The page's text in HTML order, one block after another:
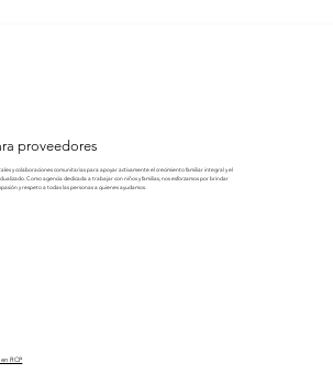
proveedores
y colaboraciones comunitarias para apoyar activamente el crecimiento familiar integral y el
Como agencia dedicada a trabajar con niños y familias, nos esforzamos por brindar
y respeto a todas las personas a quienes ayudamos.
RCP